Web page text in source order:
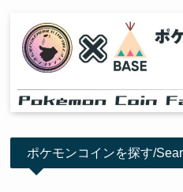
ポケモンコインを探す/